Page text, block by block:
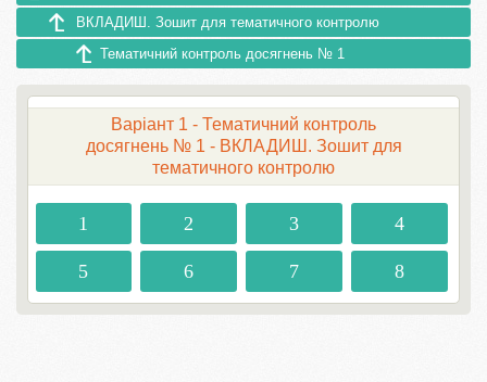
ВКЛАДИШ. Зошит для тематичного контролю
Тематичний контроль досягнень № 1
Варіант 1 - Тематичний контроль
досягнень № 1 - ВКЛАДИШ. Зошит для
тематичного контролю
1 2 3 4
5 6 7 8